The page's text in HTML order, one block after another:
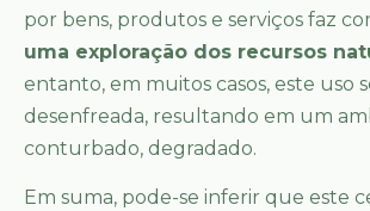
por bens, produtos e serviços faz
uma exploração dos recursos
entanto, em muitos casos, este uso
desenfreada, resultando em um
conturbado, degradado.
Em suma, pode-se inferir que este